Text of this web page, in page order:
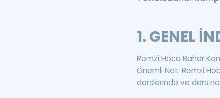
1. GENEL
Remzi Hoca Bahar
Önemli Not: Remzi
derslerinde ve ders